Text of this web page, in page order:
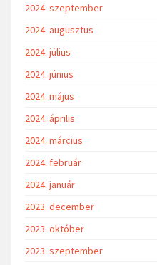
2024. szeptember
2024. augusztus
2024. július
2024. június
2024. május
2024. április
2024. március
2024. február
2024. január
2023. december
2023. október
2023. szeptember